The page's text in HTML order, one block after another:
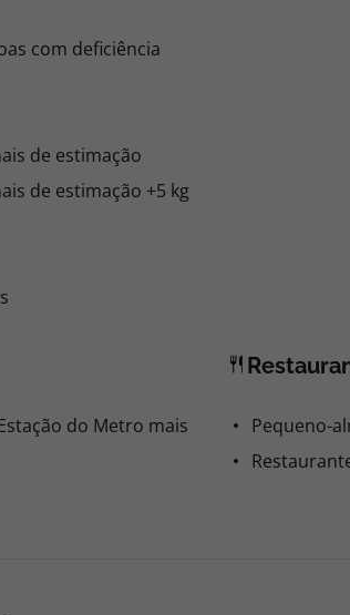
com deficiência
de estimação
de estimação +5 kg
do Metro mais
Pequeno-